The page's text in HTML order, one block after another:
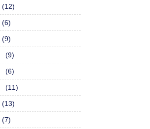
(12)
(6)
(9)
(9)
(6)
(11)
(13)
(7)